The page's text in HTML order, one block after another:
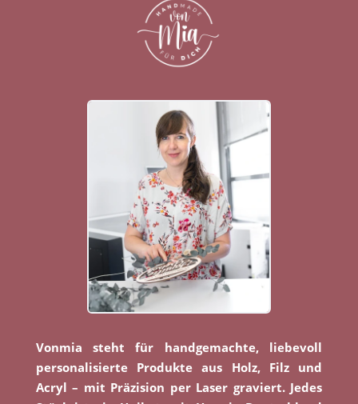
Vonmia steht für handgemachte, liebevoll
personalisierte Produkte aus Holz, Filz und
Acryl – mit Präzision per Laser graviert. Jedes